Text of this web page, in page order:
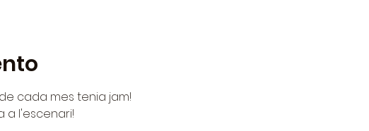
cada mes tenia jam!
a l'escenari!